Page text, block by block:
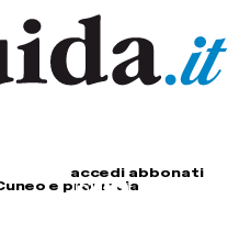
accedi abbonati
e provincia